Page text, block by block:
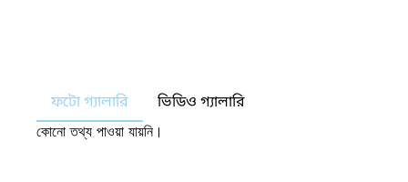
ফটো গ্যালারি ভিডিও গ্যালারি
কোনো তথ্য পাওয়া যায়নি।